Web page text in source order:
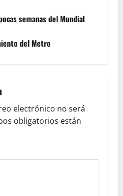
semanas del Mundial
del Metro
electrónico no será
obligatorios están